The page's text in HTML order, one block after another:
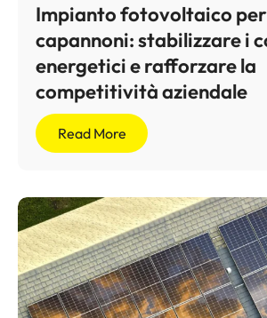
Impianto fotovoltaico per
capannoni: stabilizzare i
energetici e rafforzare la
competitività aziendale
Read More